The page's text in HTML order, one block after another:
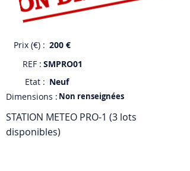
Prix (€) : 200 €
REF : SMPRO01
Etat : Neuf
Dimensions : Non renseignées
STATION METEO PRO-1 (3 lots
disponibles)